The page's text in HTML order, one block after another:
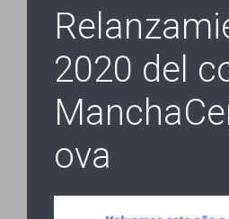
2020 del
ova